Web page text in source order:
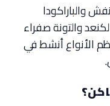
والباراكودا
والتونة صفراء
الأنواع أنشط في